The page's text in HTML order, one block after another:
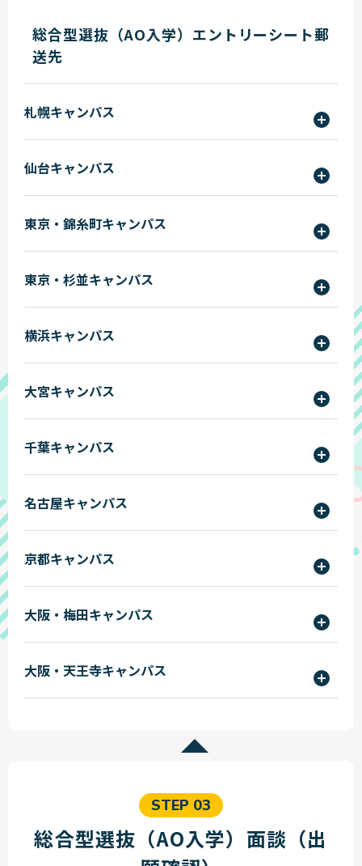
総合型選抜（AO入学）エントリーシート郵
送先
札幌キャンパス
北海道札幌市中
昭和ビル6階
仙台キャンパス
校
宮城県仙台市青葉区
事務局 入学係
東京法律公務員専門学校仙台校
東京・錦糸町キャンパス
〒130-8565
東京都墨田区
事務局 入学係
東京法律公務員専門学校
専門学校日本鉄道＆スポーツビジネスカレッジ２
１
東京・杉並キャンパス
03-5306-3211(代)
横浜キャンパス
神奈川県横浜市神奈川区台町9-5
大宮キャンパス
東京IT会計公務員専門学校大宮校
埼玉県さいたま市大宮区桜木
千葉キャンパス
東京IT会計公務員専門学校千葉校
千葉県千葉市中央区弁天1-
名古屋キャンパス
校
〒453-8565
愛知県名古屋市中村
事務局 入学係
東京法律公務員専門学校名古屋校
京都キャンパス
京都公務員＆IT会計専門学校
烏丸通七条下る東塩小路町719
大阪・梅田キャンパス
大阪府大阪市福島区福島
事務局 入学係
大阪法律公務員専門学校
大阪動物専門学校
大阪・天王寺キャンパス
大阪法律公務員専門学校天王寺校
大阪動物専門学校天王寺校STEP 03
総合型選抜（AO入学）面談（出